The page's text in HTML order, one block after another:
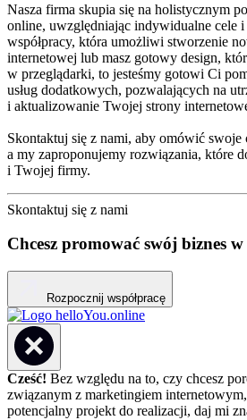
Nasza firma skupia się na holistycznym
online, uwzględniając indywidualne cele i
współpracy, która umożliwi stworzenie
internetowej lub masz gotowy design,
w przeglądarki, to jesteśmy gotowi Ci
usług dodatkowych, pozwalających na
i aktualizowanie Twojej strony
Skontaktuj się z nami, aby omówić swoje
a my zaproponujemy rozwiązania, które
i Twojej firmy.
Skontaktuj się z nami
Chcesz promować swój biznes w
Rozpocznij współpracę
Cześć! Bez względu na to, czy chcesz
związanym z marketingiem
potencjalny projekt do realizacji, daj mi